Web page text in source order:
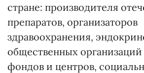
стране: производителя
препаратов, организаторов
здравоохранения,
общественных
фондов и центров,